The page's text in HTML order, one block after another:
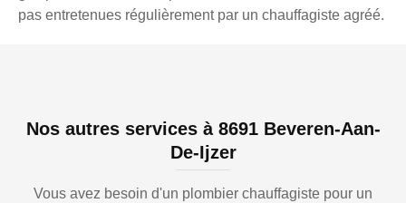
pas entretenues régulièrement par un chauffagiste agréé.
Nos autres services à 8691 Beveren-Aan-
De-Ijzer
Vous avez besoin d'un plombier chauffagiste pour un